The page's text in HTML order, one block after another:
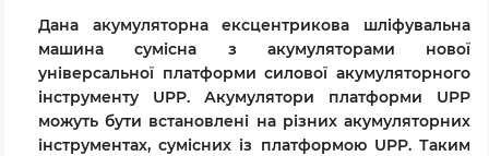
Дана акумуляторна ексцентрикова шліфувальна
машина сумісна з акумуляторами нової
універсальної платформи силової акумуляторного
інструменту UPP. Акумулятори платформи UPP
можуть бути встановлені на різних акумуляторних
інструментах, сумісних із платформою UPP. Таким